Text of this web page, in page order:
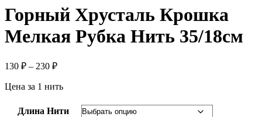
Горный Хрусталь Крошка
Мелкая Рубка Нить 35/18см
130 ₽ – 230 ₽Диапазон
130 ₽
230 ₽
Цена за 1 нить
Длина Нити